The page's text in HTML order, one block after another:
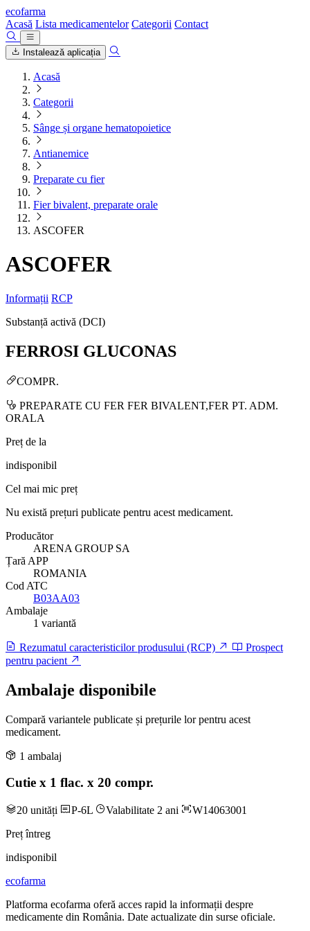
ecofarma
Acasă Lista medicamentelor Categorii Contact
Instalează aplicația
Acasă
Categorii
Sânge și organe hematopoietice
Antianemice
Preparate cu fier
Fier bivalent, preparate orale
ASCOFER
ASCOFER
Informații RCP
Substanță activă (DCI)
FERROSI GLUCONAS
COMPR.
PREPARATE CU FER FER BIVALENT,FER PT. ADM.
ORALA
Preț de la
indisponibil
Cel mai mic preț
Nu există prețuri publicate pentru acest medicament.
Producător
ARENA GROUP SA
Țară APP
ROMANIA
Cod ATC
B03AA03
Ambalaje
1 variantă
Rezumatul caracteristicilor produsului (RCP)
Prospect
pentru pacient
Ambalaje disponibile
Compară variantele publicate și prețurile lor pentru acest
medicament.
1 ambalaj
Cutie x 1 flac. x 20 compr.
20 unități P-6L Valabilitate 2 ani
W14063001
Preț întreg
indisponibil
ecofarma
Platforma ecofarma oferă acces rapid la informații despre
medicamente din România. Date actualizate din surse oficiale.